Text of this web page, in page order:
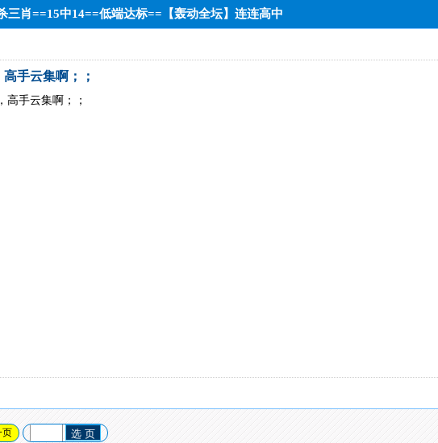
三肖==15中14==低端达标==【轰动全坛】连连高中
手云集啊；；
高手云集啊；；
页 选 页